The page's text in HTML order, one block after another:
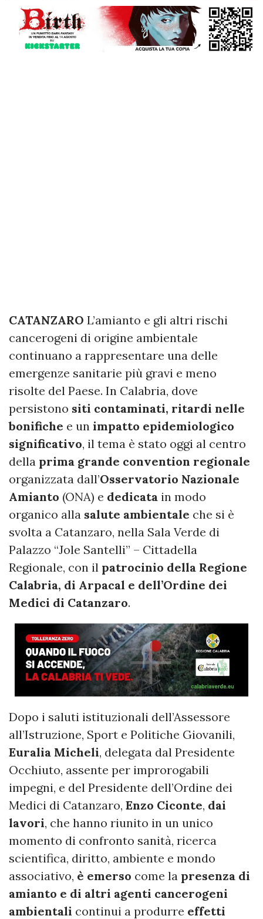
CATANZARO L’amianto e gli altri rischi
cancerogeni di origine ambientale
continuano a rappresentare una delle
emergenze sanitarie più gravi e meno
risolte del Paese. In Calabria, dove
persistono siti contaminati, ritardi nelle
bonifiche e un impatto epidemiologico
significativo, il tema è stato oggi al centro
della prima grande convention regionale
organizzata dall’Osservatorio Nazionale
Amianto (ONA) e dedicata in modo
organico alla salute ambientale che si è
svolta a Catanzaro, nella Sala Verde di
Palazzo “Jole Santelli” – Cittadella
Regionale, con il patrocinio della Regione
Calabria, di Arpacal e dell’Ordine dei
Medici di Catanzaro.
Dopo i saluti istituzionali dell’Assessore
all’Istruzione, Sport e Politiche Giovanili,
Euralia Micheli, delegata dal Presidente
Occhiuto, assente per improrogabili
impegni, e del Presidente dell’Ordine dei
Medici di Catanzaro, Enzo Ciconte, dai
lavori, che hanno riunito in un unico
momento di confronto sanità, ricerca
scientifica, diritto, ambiente e mondo
associativo, è emerso come la presenza di
amianto e di altri agenti cancerogeni
ambientali continui a produrre effetti